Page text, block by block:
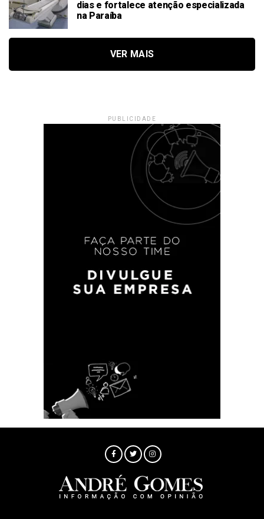
dias e fortalece atenção especializada
na Paraíba
VER MAIS
PUBLICIDADE